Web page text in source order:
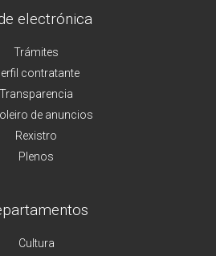
electrónica
Trámites
contratante
Transparencia
de anuncios
Rexistro
Plenos
Cultura